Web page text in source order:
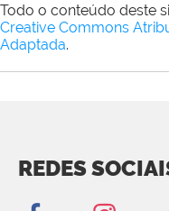
Todo o conteúdo deste
Creative Commons
Adaptada.
REDES